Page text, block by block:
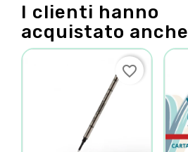
I clienti hanno
acquistato anche
favorite_border